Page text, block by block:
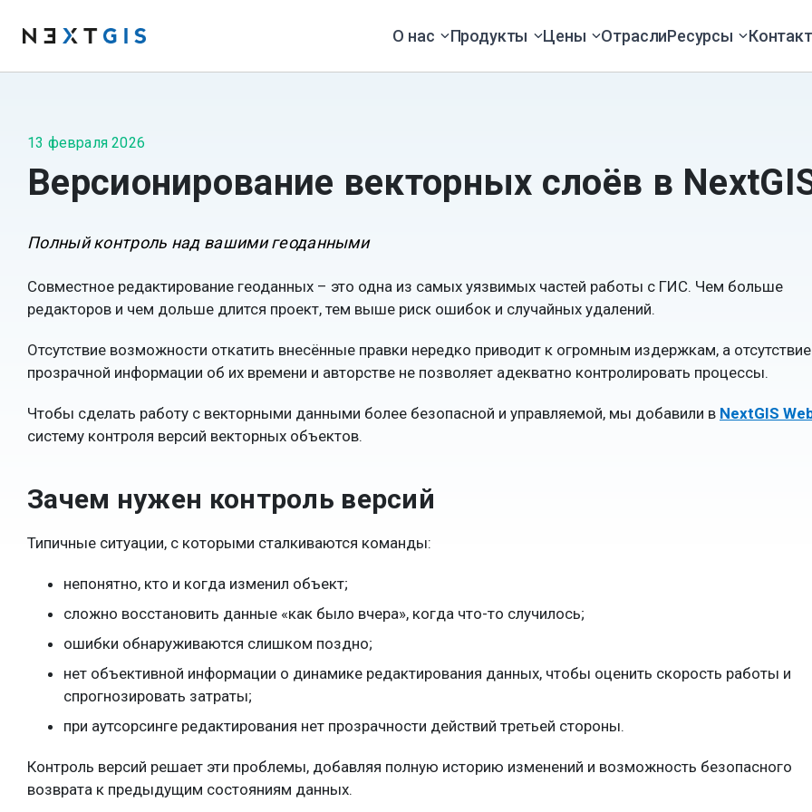
О нас Продукты Цены ОтраслиРесурсы
13 февраля 2026
Версионирование векторных слоёв в
Полный контроль над вашими геоданными
Совместное редактирование геоданных – это одна из самых уязвимых частей работы с ГИС. Чем больше
редакторов и чем дольше длится проект, тем выше риск ошибок и случайных удалений.
Отсутствие возможности откатить внесённые правки нередко приводит к огромным издержкам, а отсутствие
прозрачной информации об их времени и авторстве не позволяет адекватно контролировать процессы.
Чтобы сделать работу с векторными данными более безопасной и управляемой, мы добавили в NextGIS
систему контроля версий векторных объектов.
Зачем нужен контроль версий
Типичные ситуации, с которыми сталкиваются команды:
непонятно, кто и когда изменил объект;
сложно восстановить данные «как было вчера», когда что-то случилось;
ошибки обнаруживаются слишком поздно;
нет объективной информации о динамике редактирования данных, чтобы оценить скорость работы и
спрогнозировать затраты;
при аутсорсинге редактирования нет прозрачности действий третьей стороны.
Контроль версий решает эти проблемы, добавляя полную историю изменений и возможность безопасного
возврата к предыдущим состояниям данных.